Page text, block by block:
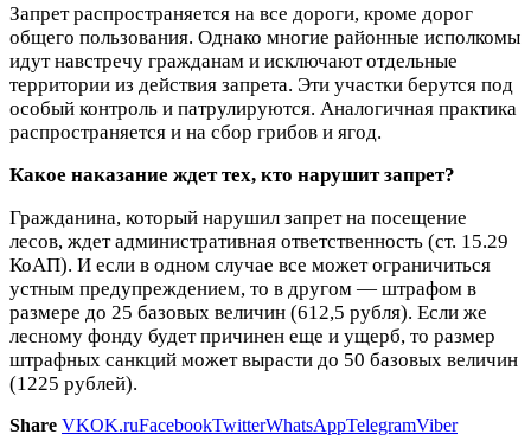
Запрет распространяется на все дороги, кроме дорог
общего пользования. Однако многие районные исполкомы
идут навстречу гражданам и исключают отдельные
территории из действия запрета. Эти участки берутся под
особый контроль и патрулируются. Аналогичная практика
распространяется и на сбор грибов и ягод.
Какое наказание ждет тех, кто нарушит запрет?
Гражданина, который нарушил запрет на посещение
лесов, ждет административная ответственность (ст. 15.29
КоАП). И если в одном случае все может ограничиться
устным предупреждением, то в другом — штрафом в
размере до 25 базовых величин (612,5 рубля). Если же
лесному фонду будет причинен еще и ущерб, то размер
штрафных санкций может вырасти до 50 базовых величин
(1225 рублей).
Share VKOK.ruFacebookTwitterWhatsAppTelegramViber